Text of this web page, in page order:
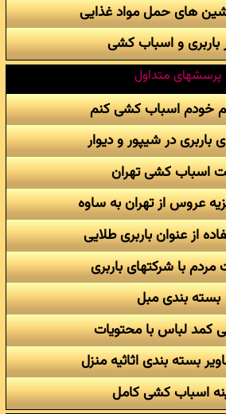
های حمل مواد غذایی
باربری و اسباب کشی
پرسشهای متداول
خودم اسباب کشی کنم
باربری در شیپور و دیوار
اسباب کشی تهران
عروس از تهران به ساوه
از عنوان باربری طلایی
با شرکتهای باربری
بسته بندی مبل
کمد لباس با محتویات
بسته بندی اثاثیه منزل
اسباب کشی کامل